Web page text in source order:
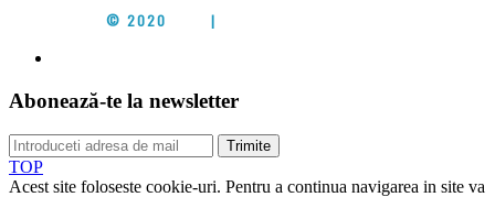
© 2020 |
Abonează-te la newsletter
Trimite
TOP
Acest site foloseste cookie-uri. Pentru a continua navigarea in site va